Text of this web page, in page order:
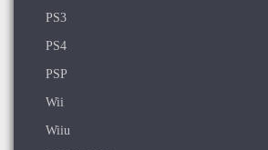
PS3
PS4
PSP
Wii
Wiiu